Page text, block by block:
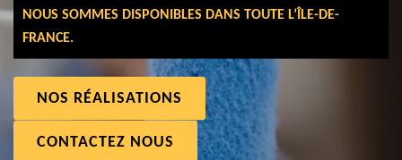
NOUS SOMMES DISPONIBLES DANS TOUTE L’ÎLE-DE-
FRANCE.
NOS RÉALISATIONS
CONTACTEZ NOUS